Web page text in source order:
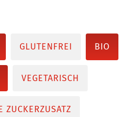
GLUTENFREI BIO
VEGETARISCH
ZUCKERZUSATZ